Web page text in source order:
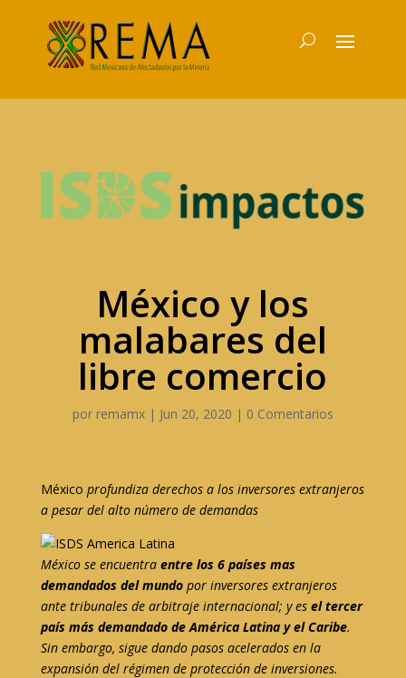
México y los
malabares del
libre comercio
por remamx| Jun 20, 2020 | 0 Comentarios
México profundiza derechos a los inversores extranjeros
a pesar del alto número de demandas
México se encuentra entre los 6 países mas
demandados del mundopor inversores extranjeros
ante tribunales de arbitraje internacional; y es el tercer
país más demandado de América Latina y el Caribe.
Sin embargo, sigue dando pasos acelerados en la
expansión del régimen de protección de inversiones.